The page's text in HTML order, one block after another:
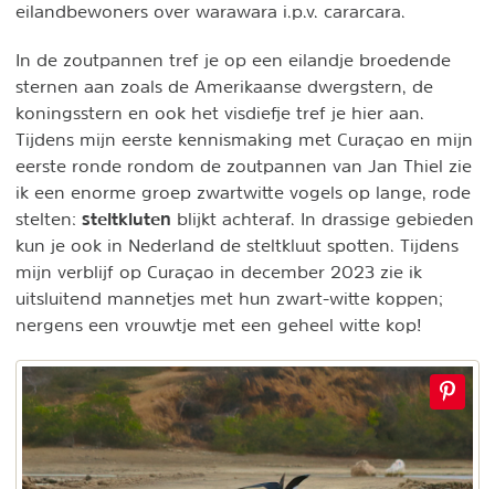
eilandbewoners over warawara i.p.v. cararcara.
In de zoutpannen tref je op een eilandje broedende
sternen aan zoals de Amerikaanse dwergstern, de
koningsstern en ook het visdiefje tref je hier aan.
Tijdens mijn eerste kennismaking met Curaçao en mijn
eerste ronde rondom de zoutpannen van Jan Thiel zie
ik een enorme groep zwartwitte vogels op lange, rode
stelten: steltkluten blijkt achteraf. In drassige gebieden
kun je ook in Nederland de steltkluut spotten. Tijdens
mijn verblijf op Curaçao in december 2023 zie ik
uitsluitend mannetjes met hun zwart-witte koppen;
nergens een vrouwtje met een geheel witte kop!